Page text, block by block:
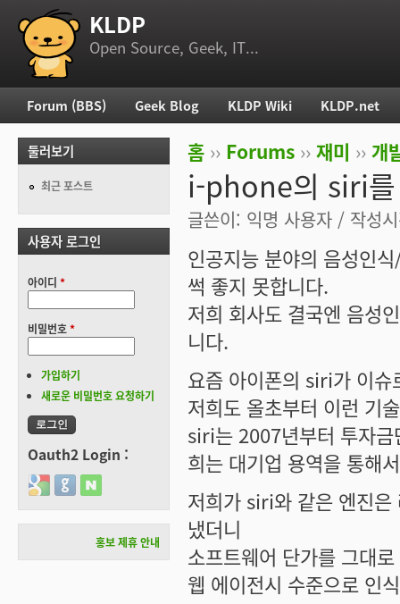
부 메뉴 KLDP
Open Source, Geek, IT...
현재 위치
홈 ›› Forums ›› 재미 ›› 개
i-phone의 siri를
글쓴이: 익명 사용자 / 작성
인공지능 분야의 음성인
썩 좋지 못합니다.
저희 회사도 결국엔 음성
니다.
요즘 아이폰의 siri가 이슈
저희도 올초부터 이런 기
siri는 2007년부터 투자
희는 대기업 용역을 통해
저희가 siri와 같은 엔진은
냈더니
소프트웨어 단가를 그대
웹 에이전시 수준으로 인
주 메뉴
Forum (BBS) Geek Blog KLDP Wiki KLDP.net
둘러보기
최근 포스트
사용자 로그인
아이디 *
비밀번호*
가입하기
새로운 비밀번호 요청하기
Oauth2 Login :
Login with Google
Login with GitHub
Login with Naver
홍보 제휴 안내